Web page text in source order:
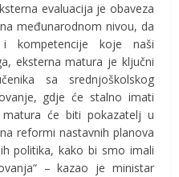
evaluacija je obaveza
međunarodnom nivou, da
kompetencije koje naši
eksterna matura je ključni
sa srednjoškolskog
gdje će stalno imati
će biti pokazatelj u
reformi nastavnih planova
politika, kako bi smo imali
– kazao je ministar